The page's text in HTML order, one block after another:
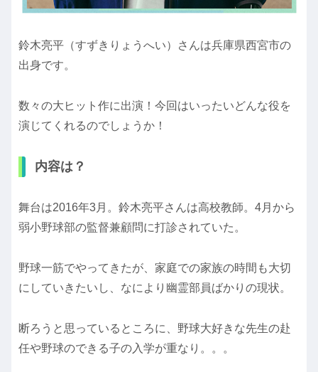
鈴木亮平（すずきりょうへい）さんは兵庫県西宮市の
出身です。
数々の大ヒット作に出演！今回はいったいどんな役を
演じてくれるのでしょうか！
内容は？
舞台は2016年3月。鈴木亮平さんは高校教師。4月から
弱小野球部の監督兼顧問に打診されていた。
野球一筋でやってきたが、家庭での家族の時間も大切
にしていきたいし、なにより幽霊部員ばかりの現状。
断ろうと思っているところに、野球大好きな先生の赴
任や野球のできる子の入学が重なり。。。